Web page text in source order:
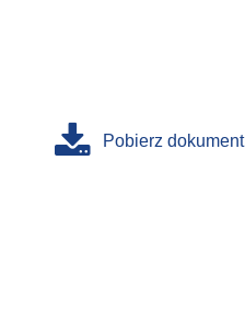
Pobierz dokument